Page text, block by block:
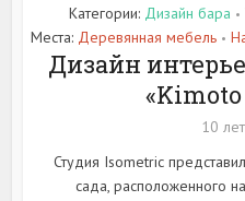
Категории: Дизайн бара •
Места: Деревянная мебель •
Дизайн
«Kimoto
10
Студия Isometric
сада, расположенного